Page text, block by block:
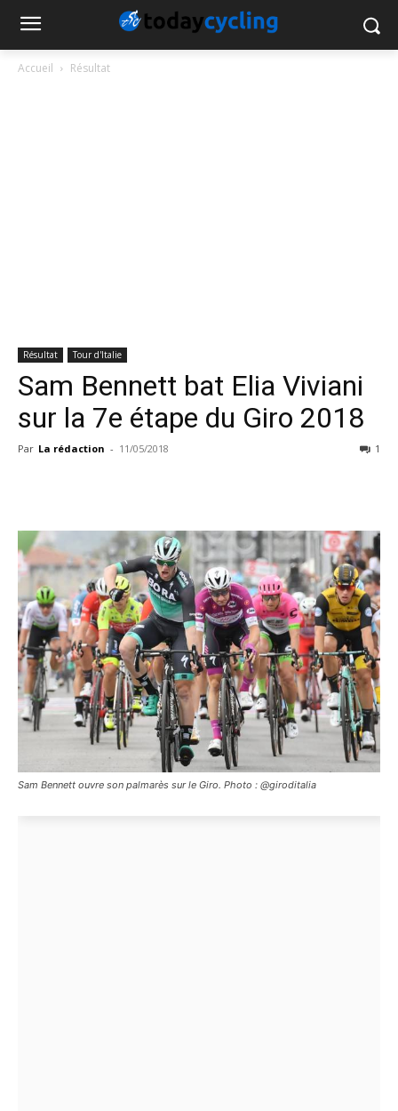
Accueil Résultat
Résultat Tour d'Italie
Sam Bennett bat Elia Viviani
sur la 7e étape du Giro 2018
Par La rédaction - 11/05/2018 1
Sam Bennett ouvre son palmarès sur le Giro. Photo : @giroditalia